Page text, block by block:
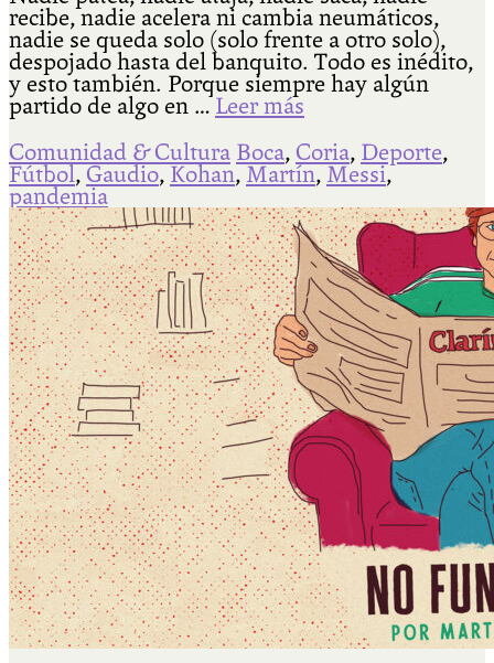
recibe, nadie acelera ni cambia neumáticos,
nadie se queda solo (solo frente a otro solo),
despojado hasta del banquito. Todo es inédito,
y esto también. Porque siempre hay algún
partido de algo en …Leer más
Comunidad & Cultura Boca, Coria, Deporte,
Fútbol, Gaudio, Kohan, Martín, Messi,
pandemia